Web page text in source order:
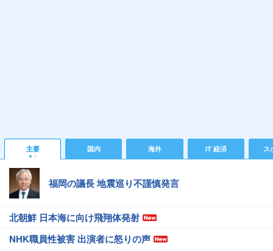
主要 国内 海外 IT 経済 ス
福岡の議長 地震巡り不謹慎発言
北朝鮮 日本海に向け飛翔体発射
NHK職員性被害 出演者に怒りの声